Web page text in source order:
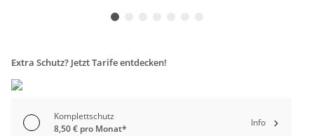
Extra Schutz? Jetzt Tarife entdecken!
Komplettschutz
8,50 € pro Monat*
Info